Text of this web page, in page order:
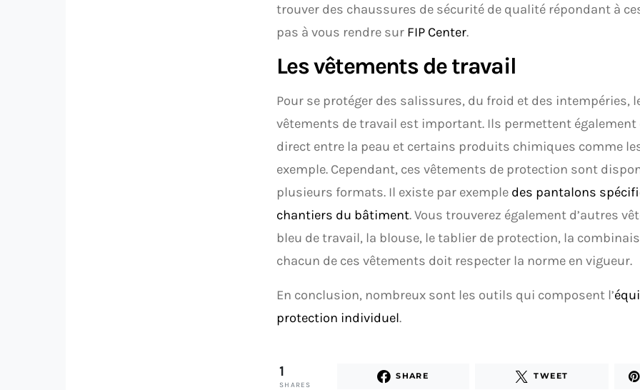
trouver des chaussures de sécurité de qualité répondant à
pas à vous rendre sur FIP Center.
Les vêtements de travail
Pour se protéger des salissures, du froid et des intempéries,
vêtements de travail est important. Ils permettent également
direct entre la peau et certains produits chimiques comme
exemple. Cependant, ces vêtements de protection sont
plusieurs formats. Il existe par exemple des pantalons
chantiers du bâtiment. Vous trouverez également d’autres
bleu de travail, la blouse, le tablier de protection, la
chacun de ces vêtements doit respecter la norme en vigueur.
En conclusion, nombreux sont les outils qui composent l’
protection individuel.
1
SHARES
SHARE TWEET